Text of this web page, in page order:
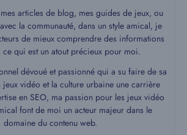
articles de blog, mes guides de jeux, ou
la communauté, dans un style amical, je
de mieux comprendre des informations
ce qui est un atout précieux pour moi.
dévoué et passionné qui a su faire de sa
vidéo et la culture urbaine une carrière
en SEO, ma passion pour les jeux vidéo
font de moi un acteur majeur dans le
domaine du contenu web.